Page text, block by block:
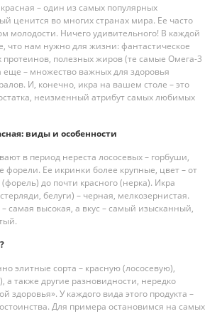
– один из самых популярных
ценится во многих странах мира. Ее часто
молодости. Ничего удивительного! В каждой
что нам нужно для жизни: фантастическое
протеинов, полезных жиров (те самые Омега-3
– множество важных для здоровья
И, конечно, икра на вашем столе – это
неизменный атрибут самых любимых
виды и особенности
в период нереста лососевых – горбуши,
форели. Ее икринки более крупные, цвет – от
до почти красного (нерка). Икра
белуги) – черная, мелкозернистая.
самая высокая, а вкус – самый изысканный,
элитные сорта – красную (лососевую),
а также другие разновидности, нередко
здоровья». У каждого вида этого продукта –
Для примера остановимся на самых